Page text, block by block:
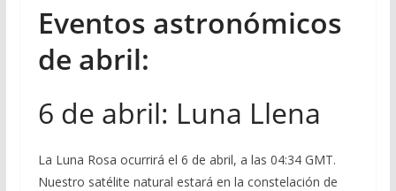
Eventos astronómicos
de abril:
6 de abril: Luna Llena
La Luna Rosa ocurrirá el 6 de abril, a las 04:34 GMT.
Nuestro satélite natural estará en la constelación de